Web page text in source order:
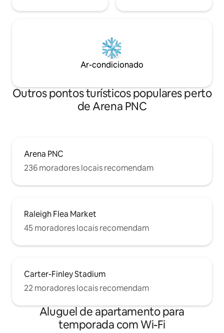
Ar-condicionado
Outros pontos turísticos populares perto
de Arena PNC
Arena PNC
236 moradores locais recomendam
Raleigh Flea Market
45 moradores locais recomendam
Carter-Finley Stadium
22 moradores locais recomendam
Aluguel de apartamento para
temporada com Wi-Fi